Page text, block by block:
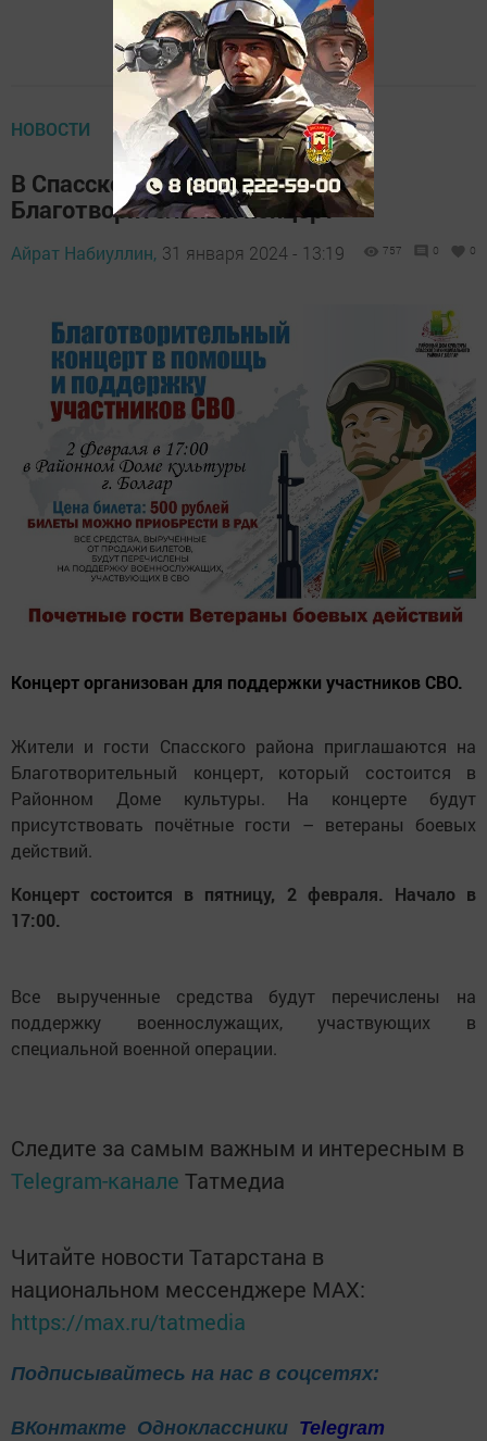
НОВОСТИ
В Спасском РДК состоится
Благотворительный концерт
Айрат Набиуллин, 31 января 2024 - 13:19 757 0 0
Концерт организован для поддержки участников СВО.
Жители и гости Спасского района приглашаются на
Благотворительный концерт, который состоится в
Районном Доме культуры. На концерте будут
присутствовать почётные гости – ветераны боевых
действий.
Концерт состоится в пятницу, 2 февраля. Начало в
17:00.
Все вырученные средства будут перечислены на
поддержку военнослужащих, участвующих в
специальной военной операции.
Следите за самым важным и интересным в
Telegram-канале Татмедиа
Читайте новости Татарстана в
национальном мессенджере MАХ:
https://max.ru/tatmedia
Подписывайтесь на нас в соцсетях:
ВКонтакте Одноклассники Telegram